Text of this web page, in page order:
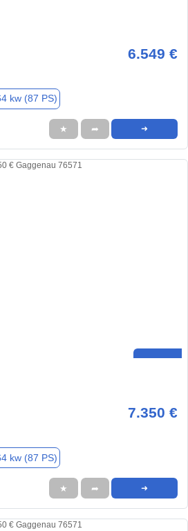
6.549 €
kw (87 PS)
★ ➦ ➜
7.350 €
kw (87 PS)
★ ➦ ➜